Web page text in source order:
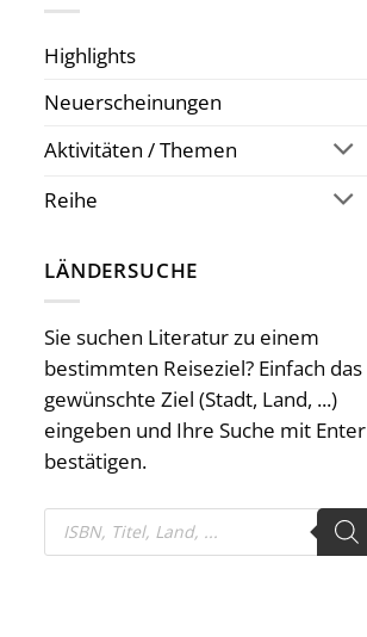
Highlights
Neuerscheinungen
Aktivitäten / Themen
Reihe
LÄNDERSUCHE
Sie suchen Literatur zu einem
bestimmten Reiseziel? Einfach das
gewünschte Ziel (Stadt, Land, ...)
eingeben und Ihre Suche mit Enter
bestätigen.
Products
search